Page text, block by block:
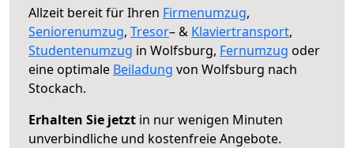
Allzeit bereit für Ihren Firmenumzug,
Seniorenumzug, Tresor– & Klaviertransport,
Studentenumzug in Wolfsburg, Fernumzug oder
eine optimale Beiladung von Wolfsburg nach
Stockach.
Erhalten Sie jetzt in nur wenigen Minuten
unverbindliche und kostenfreie Angebote.